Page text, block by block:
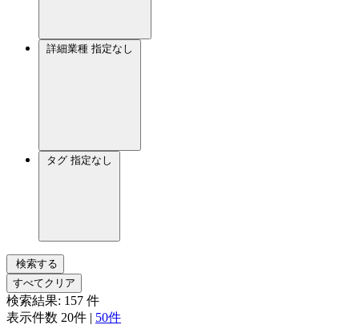
詳細業種 指定なし
タグ 指定なし
検索する
すべてクリア
検索結果: 157 件
表示件数 20件 | 50件